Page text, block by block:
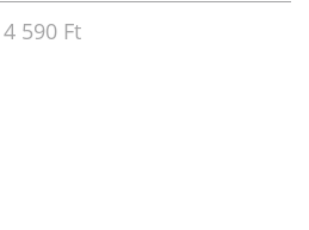
4 590 Ft